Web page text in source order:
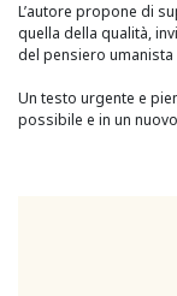
L’autore propone di
quella della qualità,
del pensiero
Un testo urgente e
possibile e in un